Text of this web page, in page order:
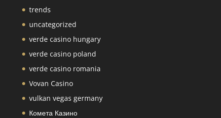
trends
uncategorized
verde casino hungary
verde casino poland
verde casino romania
Vovan Casino
vulkan vegas germany
Комета Казино